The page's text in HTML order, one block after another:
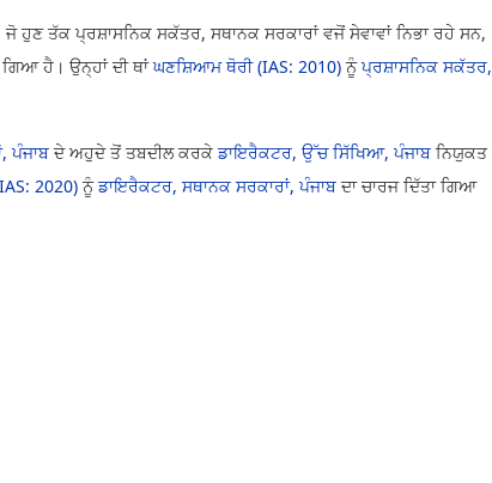
ਜੋ ਹੁਣ ਤੱਕ ਪ੍ਰਸ਼ਾਸਨਿਕ ਸਕੱਤਰ, ਸਥਾਨਕ ਸਰਕਾਰਾਂ ਵਜੋਂ ਸੇਵਾਵਾਂ ਨਿਭਾ ਰਹੇ ਸਨ,
ਹੈ। ਉਨ੍ਹਾਂ ਦੀ ਥਾਂਘਣਸ਼ਿਆਮ ਥੋਰੀ (IAS: 2010)ਨੂੰਪ੍ਰਸ਼ਾਸਨਿਕ ਸਕੱਤਰ,
ਪੰਜਾਬ ਦੇ ਅਹੁਦੇ ਤੋਂ ਤਬਦੀਲ ਕਰਕੇਡਾਇਰੈਕਟਰ, ਉੱਚ ਸਿੱਖਿਆ, ਪੰਜਾਬ ਨਿਯੁਕਤ
2020)ਨੂੰਡਾਇਰੈਕਟਰ, ਸਥਾਨਕ ਸਰਕਾਰਾਂ, ਪੰਜਾਬ ਦਾ ਚਾਰਜ ਦਿੱਤਾ ਗਿਆ